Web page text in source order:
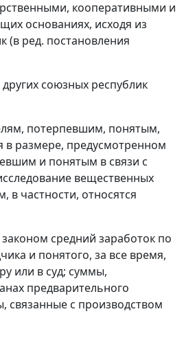
кооперативными и
основаниях, исходя из
(в ред. постановления
союзных республик
потерпевшим, понятым,
в размере, предусмотренном
и понятым в связи с
вещественных
в частности, относятся
средний заработок по
и понятого, за все время,
или в суд; суммы,
предварительного
связанные с производством